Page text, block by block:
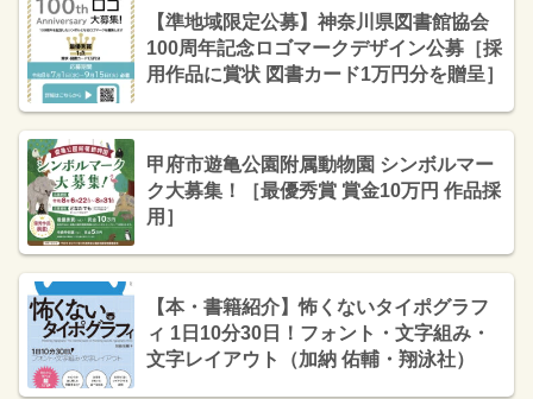
【準地域限定公募】神奈川県図書館協会
100周年記念ロゴマークデザイン公募［採
用作品に賞状 図書カード1万円分を贈呈］
甲府市遊亀公園附属動物園 シンボルマー
ク大募集！［最優秀賞 賞金10万円 作品採
用］
【本・書籍紹介】怖くないタイポグラフ
ィ 1日10分30日！フォント・文字組み・
文字レイアウト（加納 佑輔・翔泳社）